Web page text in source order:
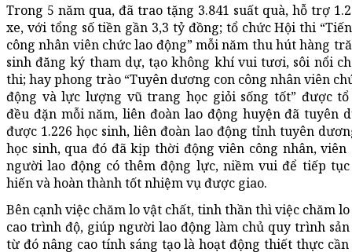
Trong 5 năm qua, đã trao tặng 3.841 suất quà, hỗ trợ
xe, với tổng số tiền gần 3,3 tỷ đồng; tổ chức Hội thi
công nhân viên chức lao động” mỗi năm thu hút hàng
sinh đăng ký tham dự, tạo không khí vui tươi, sôi nổi
thi; hay phong trào “Tuyên dương con công nhân viên
động và lực lượng vũ trang học giỏi sống tốt” được
đều đặn mỗi năm, liên đoàn lao động huyện đã tuyên
được 1.226 học sinh, liên đoàn lao động tỉnh tuyên
học sinh, qua đó đã kịp thời động viên công nhân, viên
người lao động có thêm động lực, niềm vui để tiếp tục
hiến và hoàn thành tốt nhiệm vụ được giao.
Bên cạnh việc chăm lo vật chất, tinh thần thì việc chăm
cao trình độ, giúp người lao động làm chủ quy trình
từ đó nâng cao tính sáng tạo là hoạt động thiết thực